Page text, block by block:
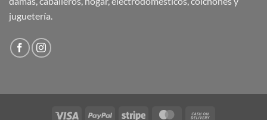
juguetería.
Visa PayPal Stripe MasterCard